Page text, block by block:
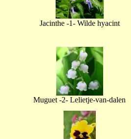
Jacinthe -1- Wilde hyacint
Muguet -2- Lelietje-van-dalen